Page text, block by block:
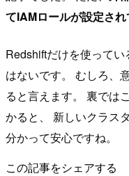
てIAMロールが設定され
Redshiftだけを使って
はないです。 むしろ、
ると言えます。 裏では
かると、 新しいクラス
分かって安心ですね。
この記事をシェアする